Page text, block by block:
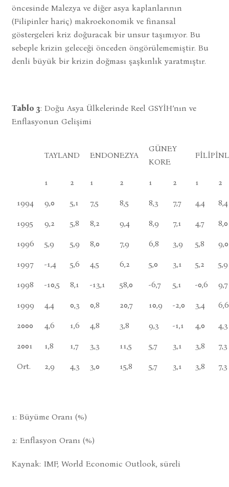
öncesinde Malezya ve diğer asya kaplanlarının
(Filipinler hariç) makroekonomik ve finansal
göstergeleri kriz doğuracak bir unsur taşımıyor. Bu
sebeple krizin geleceği önceden öngörülememiştir. Bu
denli büyük bir krizin doğması şaşkınlık yaratmıştır.
Tablo 3: Doğu Asya Ülkelerinde Reel GSYİH’nın ve
Enflasyonun Gelişimi
TAYLAND ENDONEZYA
GÜNEY
KORE
1 2 1 2 1 2 1 2
1994 9,0 5,1 7,5 8,5 8,3 7,7 4,4 8,4
1995 9,2 5,8 8,2 9,4 8,9 7,1 4,7 8,0
1996 5,9 5,9 8,0 7,9 6,8 3,9 5,8 9,0
1997 -1,4 5,6 4,5 6,2 5,0 3,1 5,2 5,9
1998 -10,5 8,1 -13,1 58,0 -6,7 5,1 -0,6 9,7
1999 4,4 0,3 0,8 20,7 10,9 -2,0 3,4 6,6
2000 4,6 1,6 4,8 3,8 9,3 -1,1 4,0 4,3
2001 1,8 1,7 3,3 11,5 5,7 3,1 3,8 7,3
Ort. 2,9 4,3 3,0 15,8 5,7 3,1 3,8 7,3
1: Büyüme Oranı (%)
2: Enflasyon Oranı (%)
Kaynak: IMF, World Economic Outlook, süreli